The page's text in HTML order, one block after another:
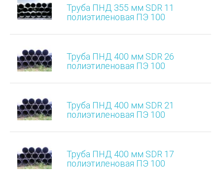
Труба ПНД 355 мм SDR 11
полиэтиленовая ПЭ 100
Труба ПНД 400 мм SDR 26
полиэтиленовая ПЭ 100
Труба ПНД 400 мм SDR 21
полиэтиленовая ПЭ 100
Труба ПНД 400 мм SDR 17
полиэтиленовая ПЭ 100